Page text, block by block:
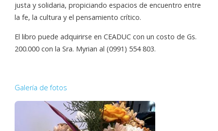
justa y solidaria, propiciando espacios de encuentro entre
la fe, la cultura y el pensamiento crítico.
El libro puede adquirirse en CEADUC con un costo de Gs.
200.000 con la Sra. Myrian al (0991) 554 803.
Galería de fotos